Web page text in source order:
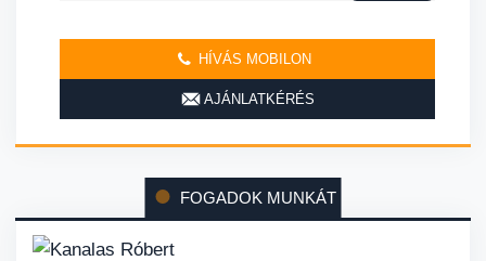
HÍVÁS MOBILON
AJÁNLATKÉRÉS
FOGADOK MUNKÁT